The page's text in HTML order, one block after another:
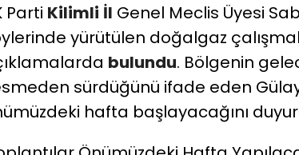
Parti Kilimli İl Genel Meclis Üyesi
yürütülen doğalgaz
bulundu. Bölgenin
sürdüğünü ifade eden
hafta başlayacağını